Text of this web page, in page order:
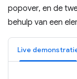
popover, en de
behulp van een
Live